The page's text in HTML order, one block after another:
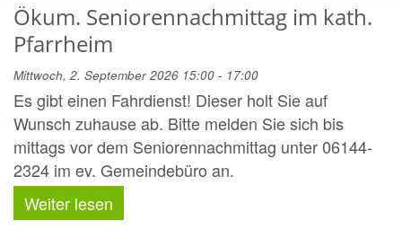
Ökum. Seniorennachmittag im kath.
Pfarrheim
Mittwoch, 2. September 2026 15:00 - 17:00
Es gibt einen Fahrdienst! Dieser holt Sie auf
Wunsch zuhause ab. Bitte melden Sie sich bis
mittags vor dem Seniorennachmittag unter 06144-
2324 im ev. Gemeindebüro an.
Weiter lesen